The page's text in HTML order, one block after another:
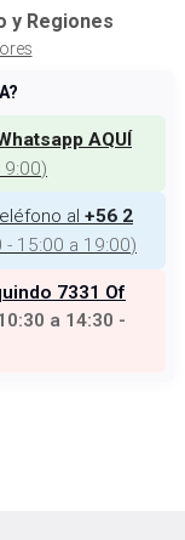
y Regiones
AQUÍ
)
al +56 2
- 15:00 a 19:00)
7331 Of
a 14:30 -